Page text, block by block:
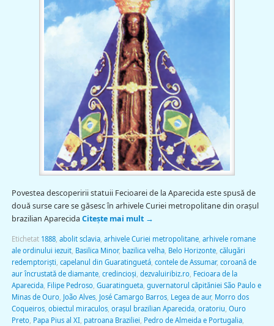
Povestea descoperirii statuii Fecioarei de la Aparecida este spusă de
două surse care se găsesc în arhivele Curiei metropolitane din oraşul
brazilian Aparecida Citește mai mult →
Etichetat 1888, abolit sclavia, arhivele Curiei metropolitane, arhivele romane
ale ordinului iezuit, Basilica Minor, bazilica velha, Belo Horizonte, călugări
redemptoriști capelanul din Guaratinguetá, contele de Assumar, coroană de
aur încrustată de diamante, credincioşi dezvaluiribiz.ro, Fecioara de la
Aparecida, Filipe Pedroso, Guaratingueta, guvernatorul căpităniei São Paulo e
Minas de Ouro, João Alves, José Camargo Barros, Legea de aur, Morro dos
Coqueiros, obiectul miraculos, oraşul brazilian Aparecida, oratoriu Ouro
Preto, Papa Pius al XI, patroana Braziliei Pedro de Almeida e Portugalia,